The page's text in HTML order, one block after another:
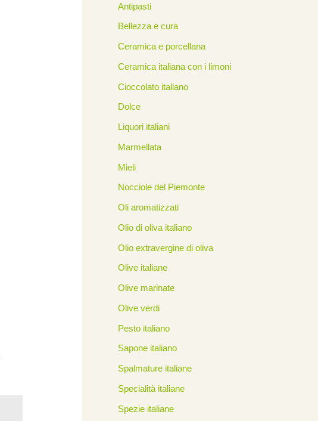
Antipasti
Bellezza e cura
Ceramica e porcellana
Ceramica italiana con i limoni
Cioccolato italiano
Dolce
Liquori italiani
Marmellata
Mieli
Nocciole del Piemonte
Oli aromatizzati
Olio di oliva italiano
Olio extravergine di oliva
Olive italiane
Olive marinate
Olive verdi
Pesto italiano
Sapone italiano
Spalmature italiane
Specialità italiane
Spezie italiane